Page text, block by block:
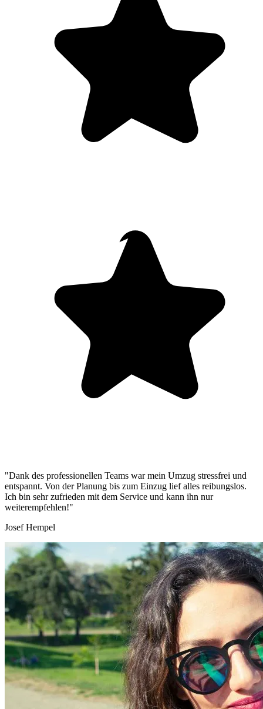
"Dank des professionellen Teams war mein Umzug stressfrei und
entspannt. Von der Planung bis zum Einzug lief alles reibungslos.
Ich bin sehr zufrieden mit dem Service und kann ihn nur
weiterempfehlen!"
Josef Hempel